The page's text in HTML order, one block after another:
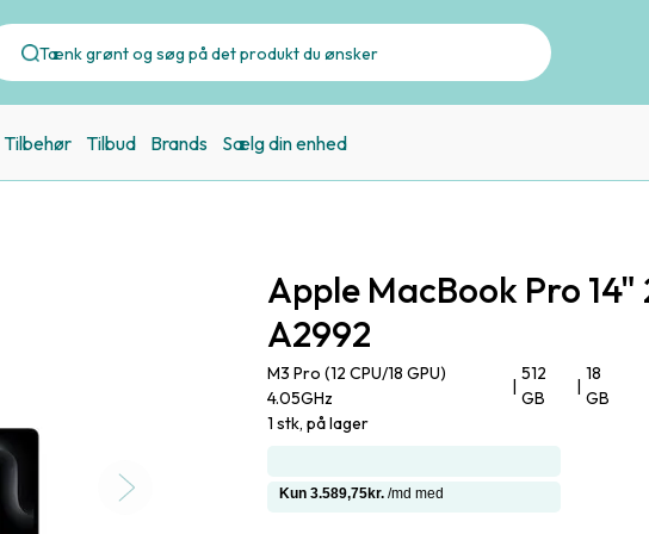
Tilbehør Tilbud Brands Sælg din enhed
Apple MacBook Pro 14"
A2992
M3 Pro (12 CPU/18 GPU)
4.05GHz
|
512
GB
|
18
GB
1 stk, på lager